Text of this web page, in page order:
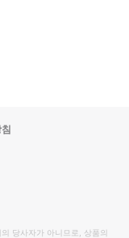
당사자가 아니므로, 상품의